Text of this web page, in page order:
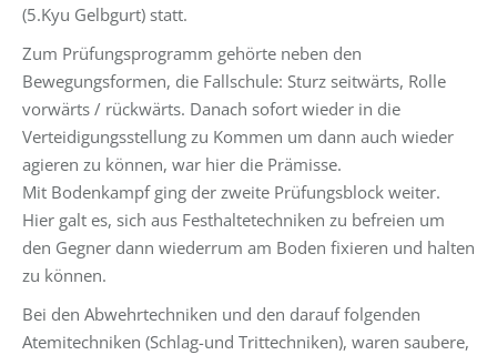
(5.Kyu Gelbgurt) statt.
Zum Prüfungsprogramm gehörte neben den
Bewegungsformen, die Fallschule: Sturz seitwärts, Rolle
vorwärts / rückwärts. Danach sofort wieder in die
Verteidigungsstellung zu Kommen um dann auch wieder
agieren zu können, war hier die Prämisse.
Mit Bodenkampf ging der zweite Prüfungsblock weiter.
Hier galt es, sich aus Festhaltetechniken zu befreien um
den Gegner dann wiederrum am Boden fixieren und halten
zu können.
Bei den Abwehrtechniken und den darauf folgenden
Atemitechniken (Schlag-und Trittechniken), waren saubere,